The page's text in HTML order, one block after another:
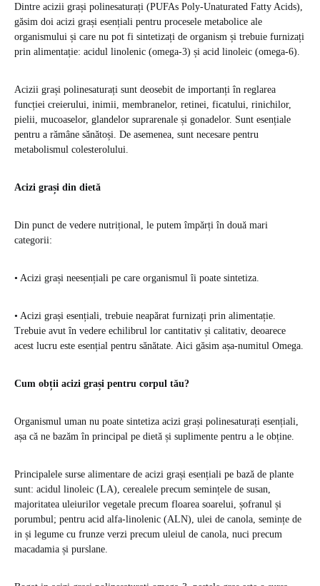
Dintre acizii grași polinesaturați (PUFAs Poly-Unaturated Fatty Acids),
găsim doi acizi grași esențiali pentru procesele metabolice ale
organismului și care nu pot fi sintetizați de organism și trebuie furnizați
prin alimentație: acidul linolenic (omega-3) și acid linoleic (omega-6).
Acizii grași polinesaturați sunt deosebit de importanți în reglarea
funcției creierului, inimii, membranelor, retinei, ficatului, rinichilor,
pielii, mucoaselor, glandelor suprarenale și gonadelor. Sunt esențiale
pentru a rămâne sănătoși. De asemenea, sunt necesare pentru
metabolismul colesterolului.
Acizi grași din dietă
Din punct de vedere nutrițional, le putem împărți în două mari
categorii:
• Acizi grași neesențiali pe care organismul îi poate sintetiza.
• Acizi grași esențiali, trebuie neapărat furnizați prin alimentație.
Trebuie avut în vedere echilibrul lor cantitativ și calitativ, deoarece
acest lucru este esențial pentru sănătate. Aici găsim așa-numitul Omega.
Cum obții acizi grași pentru corpul tău?
Organismul uman nu poate sintetiza acizi grași polinesaturați esențiali,
așa că ne bazăm în principal pe dietă și suplimente pentru a le obține.
Principalele surse alimentare de acizi grași esențiali pe bază de plante
sunt: ​​acidul linoleic (LA), cerealele precum semințele de susan,
majoritatea uleiurilor vegetale precum floarea soarelui, șofranul și
porumbul; pentru acid alfa-linolenic (ALN), ulei de canola, semințe de
in și legume cu frunze verzi precum uleiul de canola, nuci precum
macadamia și purslane.